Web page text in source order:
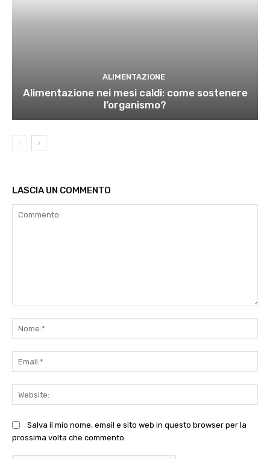
ALIMENTAZIONE
Alimentazione nei mesi caldi: come sostenere
l’organismo?
LASCIA UN COMMENTO
Salva il mio nome, email e sito web in questo browser per la
prossima volta che commento.